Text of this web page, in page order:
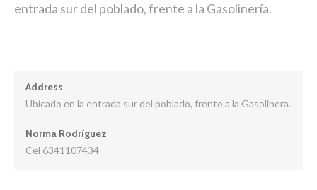
entrada sur del poblado, frente a la Gasolinería.
Address
Ubicado en la entrada sur del poblado, frente a la Gasolinera.
Norma Rodríguez
Cel 6341107434